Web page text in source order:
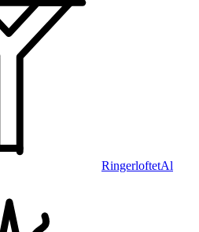
RingerloftetAl